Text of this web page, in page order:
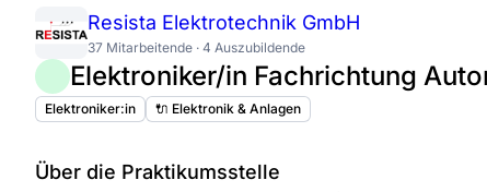
Resista Elektrotechnik GmbH
37 Mitarbeitende · 4 Auszubildende
Elektroniker/in Fachrichtung
Elektroniker:in 🔌 Elektronik & Anlagen
Über die Praktikumsstelle